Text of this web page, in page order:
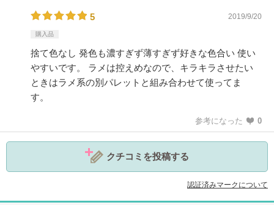
5 2019/9/20
購入品
捨て色なし 発色も濃すぎず薄すぎず好きな色合い 使い
やすいです。 ラメは控えめなので、キラキラさせたい
ときはラメ系の別パレットと組み合わせて使ってま
す。
参考になった 0
クチコミを投稿する
認証済みマークについて